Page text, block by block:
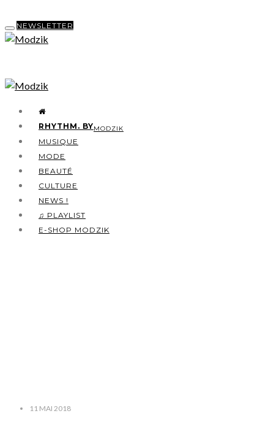
NEWSLETTER
RHYTHM. BYMODZIK
MUSIQUE
MODE
BEAUTÉ
CULTURE
NEWS !
♫ PLAYLIST
E-SHOP MODZIK
11 MAI 2018